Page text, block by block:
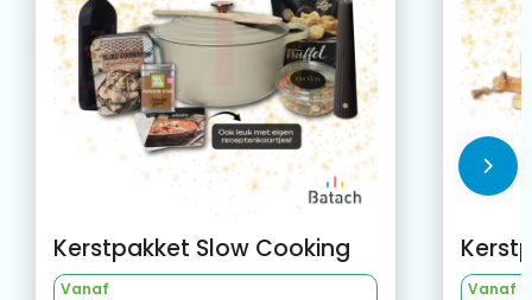
Kerstpakket Slow Cooking
Vanaf
Vanaf